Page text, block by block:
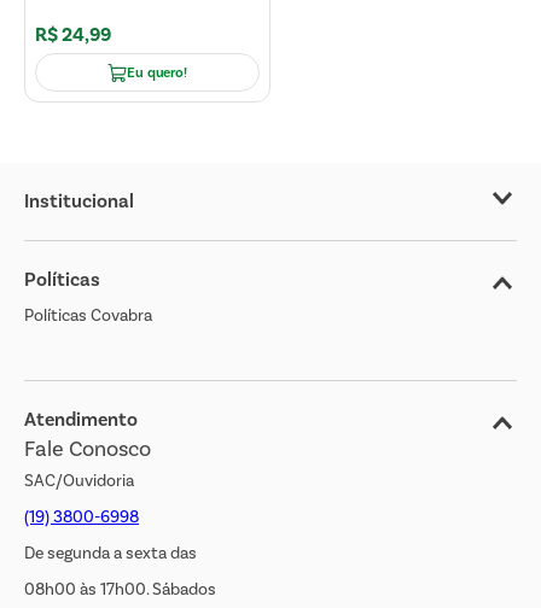
R$24,99
Eu quero!
Institucional
Sobre o Covabra
Nossas Lojas
Cliente Bem Estar
Jornal de Ofertas
Transparência Salarial
Políticas
Políticas Covabra
Atendimento
Fale Conosco
SAC/Ouvidoria
(19) 3800-6998
De segunda a sexta das
08h00 às 17h00. Sábados